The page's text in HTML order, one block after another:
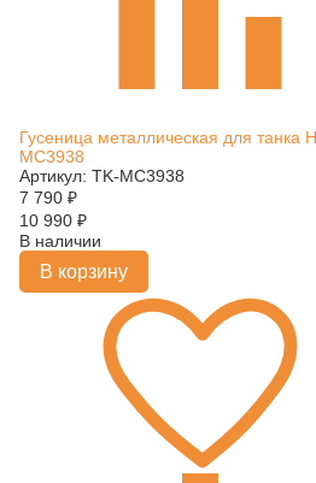
Гусеница металлическая для танка
MC3938
Артикул: TK-MC3938
7 790 ₽
10 990 ₽
В наличии
В корзину